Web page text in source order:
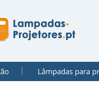
Lâmpadas para